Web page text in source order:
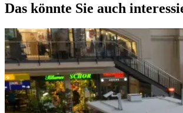
Das könnte Sie auch